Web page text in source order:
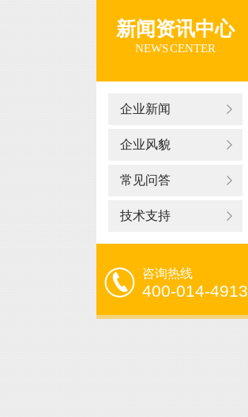
新闻资讯中心
NEWS CENTER
企业新闻
企业风貌
常见问答
技术支持
咨询热线
400-014-4913